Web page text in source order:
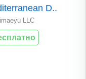
D..
LLC